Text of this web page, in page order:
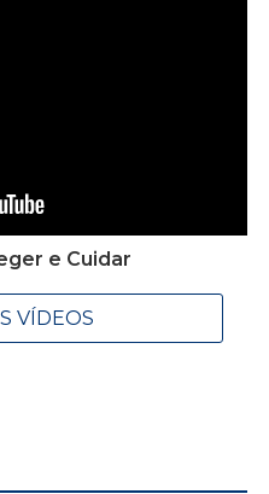
e Cuidar
VÍDEOS